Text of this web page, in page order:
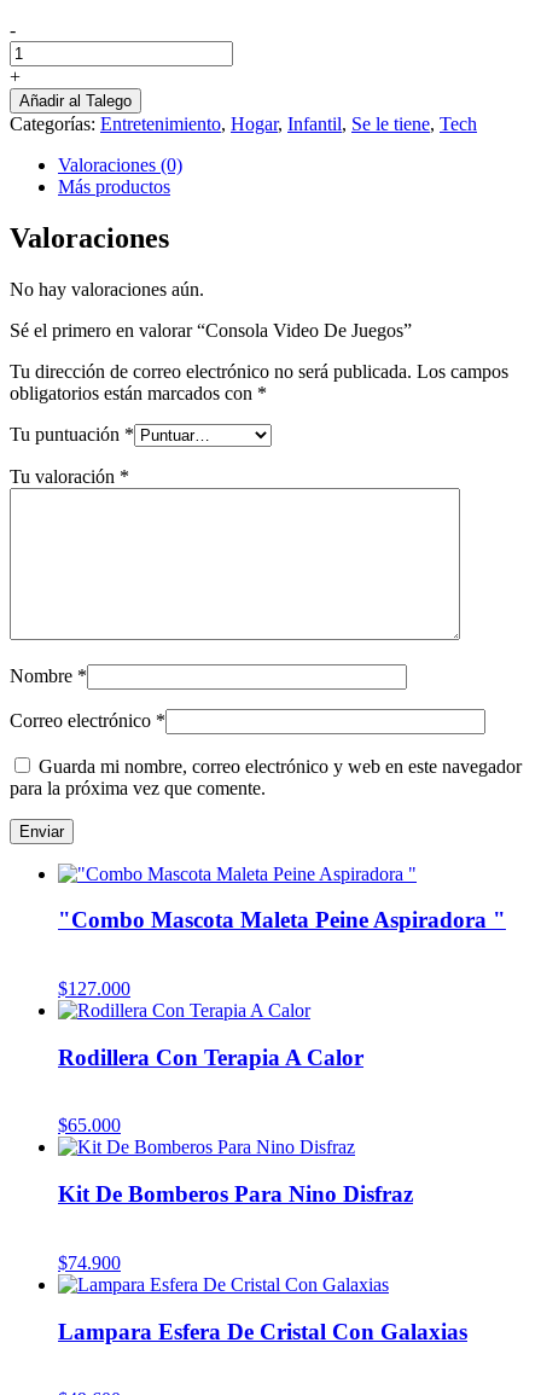
-
Consola
Video
De
Juegos
cantidad
+
Añadir al Talego
Categorías: Entretenimiento, Hogar, Infantil, Se le tiene, Tech
Valoraciones (0)
Más productos
Valoraciones
No hay valoraciones aún.
Sé el primero en valorar “Consola Video De Juegos”
Tu dirección de correo electrónico no será publicada. Los campos
obligatorios están marcados con *
Tu puntuación *
Tu valoración *
Nombre *
Correo electrónico *
Guarda mi nombre, correo electrónico y web en este navegador
para la próxima vez que comente.
"Combo Mascota Maleta Peine Aspiradora "
$127.000
Rodillera Con Terapia A Calor
$65.000
Kit De Bomberos Para Nino Disfraz
$74.900
Lampara Esfera De Cristal Con Galaxias